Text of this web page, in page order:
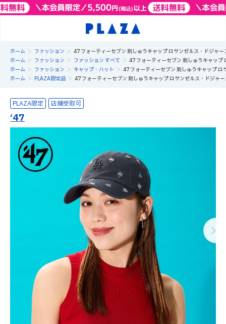
ホーム > ファッション > 47 フォーティーセブン 刺しゅうキャップ ロサンゼルス・ドジャー
ホーム > ファッション > ファッション すべて > 47 フォーティーセブン 刺しゅうキャップ
ホーム > ファッション > キャップ・ハット > 47 フォーティーセブン 刺しゅうキャップ ロ
ホーム > PLAZA限定品 > 47 フォーティーセブン 刺しゅうキャップ ロサンゼルス・ドジャ
PLAZA限定
‘47